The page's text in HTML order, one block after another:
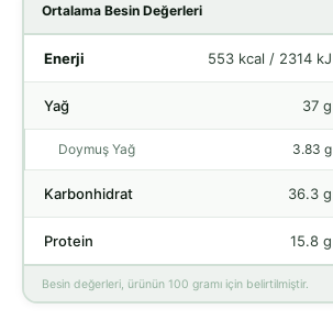
Ortalama Besin Değerleri
Enerji 553 kcal / 2314 kJ
Yağ 37 g
Doymuş Yağ 3.83 g
Karbonhidrat 36.3 g
Protein 15.8 g
Besin değerleri, ürünün 100 gramı için belirtilmiştir.